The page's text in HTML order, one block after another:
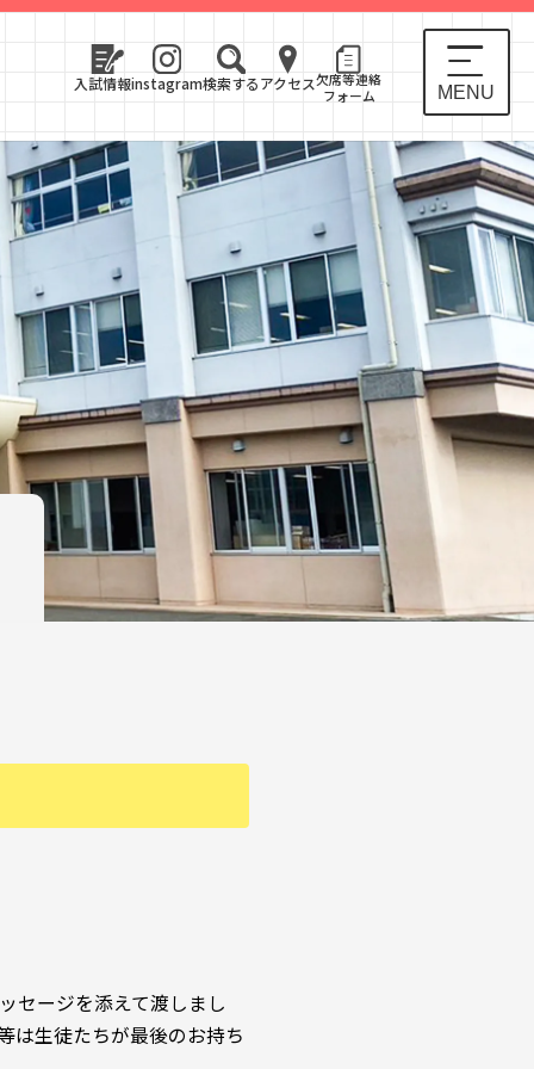
入試情報instagram検索するアクセス欠席等連絡
フォーム
MENU
セージを添えて渡しまし
は生徒たちが最後のお持ち